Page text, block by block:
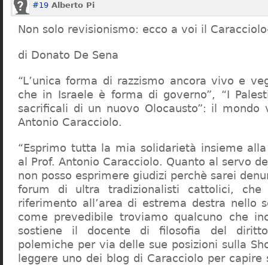
#19 Alberto Pi
Non solo revisionismo: ecco a voi il
di Donato De Sena
“L’unica forma di razzismo ancora vivo e
che in Israele è forma di governo”, “I
sacrificali di un nuovo Olocausto”: il mondo
Antonio Caracciolo.
“Esprimo tutta la mia solidarietà insieme
al Prof. Antonio Caracciolo. Quanto al servo
non posso esprimere giudizi perchè sarei
forum di ultra tradizionalisti cattolici,
riferimento all’area di estrema destra nello
come prevedibile troviamo qualcuno che
sostiene il docente di filosofia del
polemiche per via delle sue posizioni sulla
leggere uno dei blog di Caracciolo per